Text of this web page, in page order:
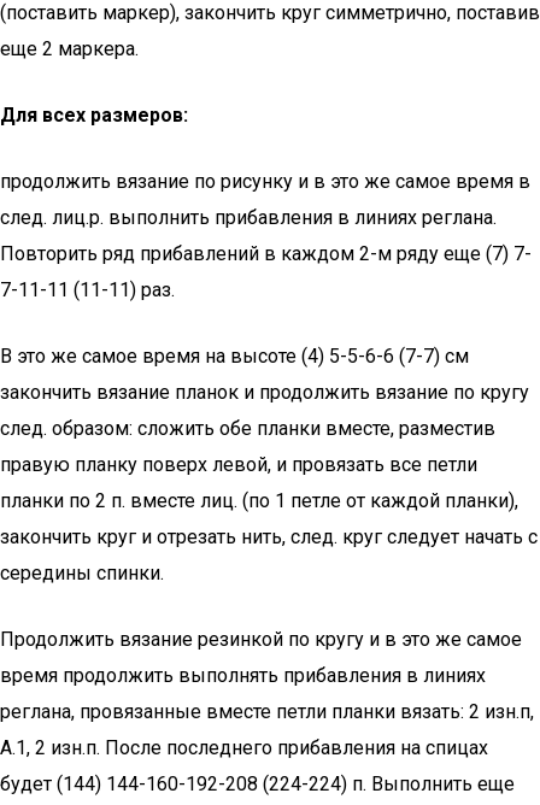
(поставить маркер), закончить круг симметрично, поставив
еще 2 маркера.
Для всех размеров:
продолжить вязание по рисунку и в это же самое время в
след. лиц.р. выполнить прибавления в линиях реглана.
Повторить ряд прибавлений в каждом 2-м ряду еще (7) 7-
7-11-11 (11-11) раз.
В это же самое время на высоте (4) 5-5-6-6 (7-7) см
закончить вязание планок и продолжить вязание по кругу
след. образом: сложить обе планки вместе, разместив
правую планку поверх левой, и провязать все петли
планки по 2 п. вместе лиц. (по 1 петле от каждой планки),
закончить круг и отрезать нить, след. круг следует начать с
середины спинки.
Продолжить вязание резинкой по кругу и в это же самое
время продолжить выполнять прибавления в линиях
реглана, провязанные вместе петли планки вязать: 2 изн.п,
А.1, 2 изн.п. После последнего прибавления на спицах
будет (144) 144-160-192-208 (224-224) п. Выполнить еще